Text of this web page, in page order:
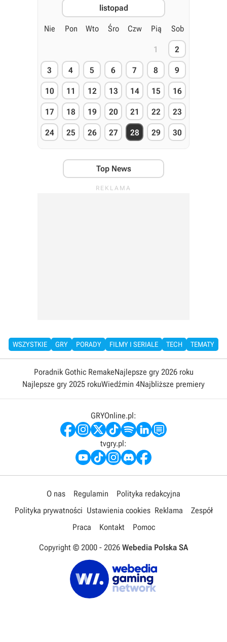
listopad
Nie Pon Wto Śro Czw Pią Sob
1 2
3 4 5 6 7 8 9
10 11 12 13 14 15 16
17 18 19 20 21 22 23
24 25 26 27 28 29 30
Top News
WSZYSTKIE GRY PORADY FILMY I SERIALE TECH TEMATY
Poradnik Gothic RemakeNajlepsze gry 2026 roku
Najlepsze gry 2025 rokuWiedźmin 4Najbliższe premiery
GRYOnline.pl:
tvgry.pl:
O nas Regulamin
Polityka redakcyjna
Polityka prywatności Ustawienia cookies Reklama
Zespół
Praca
Kontakt Pomoc
Copyright © 2000 - 2026 Webedia Polska SA